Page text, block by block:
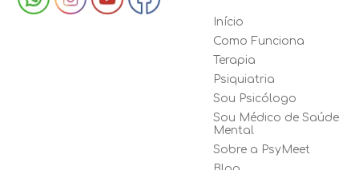
Início
Como Funciona
Terapia
Psiquiatria
Sou Psicólogo
Sou Médico de Saúde
Mental
Sobre a PsyMeet